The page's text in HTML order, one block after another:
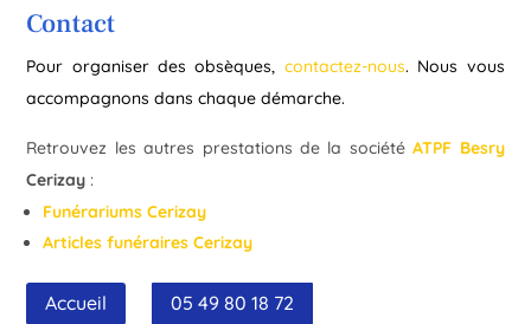
Contact
Pour organiser des obsèques, contactez-nous. Nous vous
accompagnons dans chaque démarche.
Retrouvez les autres prestations de la sociétéATPF Besry
Cerizay :
Funérariums Cerizay
Articles funéraires Cerizay
Accueil 05 49 80 18 72